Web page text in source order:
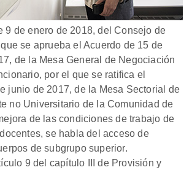
9 de enero de 2018, del Consejo de
se aprueba el Acuerdo de 15 de
de la Mesa General de Negociación
por el que se ratifica el
junio de 2017, de la Mesa Sectorial de
no Universitario de la Comunidad de
de las condiciones de trabajo de
se habla del acceso de
de subgrupo superior.
9 del capítulo III de Provisión y